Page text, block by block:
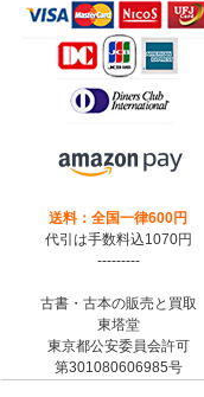
送料：全国一律600円
代引は手数料込1070円
---------
古書・古本の販売と買取
東塔堂
東京都公安委員会許可
第301080606985号